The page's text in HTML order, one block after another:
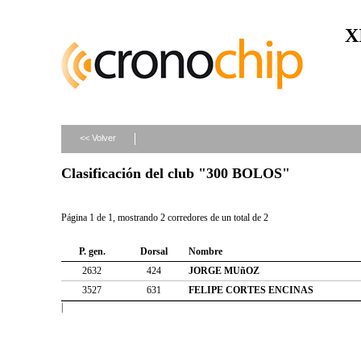
<< Volver
Clasificación del club "300 BOLOS"
Página 1 de 1, mostrando 2 corredores de un total de 2
P. gen. Dorsal
Nombre
2632
424
JORGE MUñOZ
3527
631
FELIPE CORTES ENCINAS
|